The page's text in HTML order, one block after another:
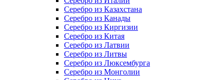
Серебро из Казахстана
Серебро из Канады
Серебро из Киргизии
Серебро из Китая
Серебро из Латвии
Серебро из Литвы
Серебро из Люксембурга
Серебро из Монголии